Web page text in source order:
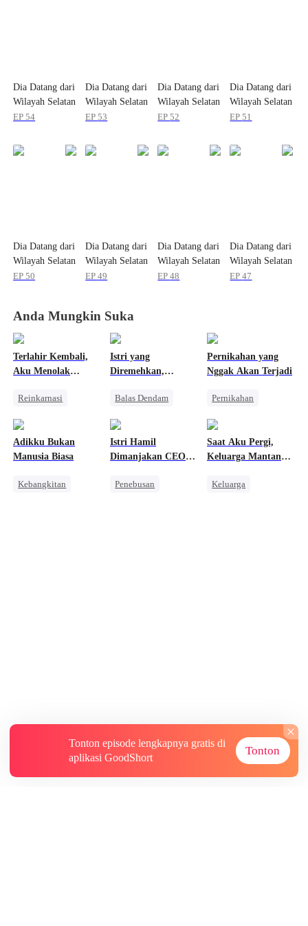
Dia Datang dari
Wilayah Selatan
EP54
Dia Datang dari
Wilayah Selatan
EP53
Dia Datang dari
Wilayah Selatan
EP52
Dia Datang dari
Wilayah Selatan
EP51
Dia Datang dari
Wilayah Selatan
EP50
Dia Datang dari
Wilayah Selatan
EP49
Dia Datang dari
Wilayah Selatan
EP48
Dia Datang dari
Wilayah Selatan
EP47
Anda Mungkin Suka
Terlahir Kembali,
Aku Menolak
Reinkarnasi
Mengejar Istri
Istri yang
Diremehkan,
Konglomerat
Balas Dendam
CEO Wanita
Pernikahan yang
Nggak Akan Terjadi
Pernikahan
Cinta Segitiga
Adikku Bukan
Manusia Biasa
Kebangkitan
Istri Hamil
Dimanjakan CEO
Penebusan
Saat Aku Pergi,
Keluarga Mantan
Keluarga
Tonton episode lengkapnya gratis di
aplikasi GoodShort
Tonton